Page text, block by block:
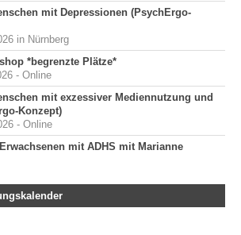
mit Depressionen (PsychErgo-
in Nürnberg
*begrenzte Plätze*
- Online
mit exzessiver Mediennutzung und
Konzept)
- Online
mit ADHS mit Marianne